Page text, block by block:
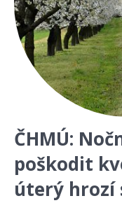
ČHMÚ:
poškodit
úterý